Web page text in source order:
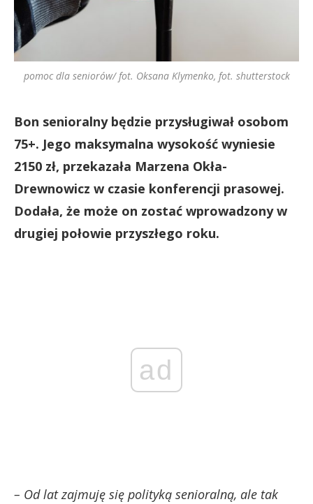
pomoc dla seniorów/ fot. Oksana Klymenko, fot. shutterstock
Bon senioralny będzie przysługiwał osobom
75+. Jego maksymalna wysokość wyniesie
2150 zł, przekazała Marzena Okła-
Drewnowicz w czasie konferencji prasowej.
Dodała, że może on zostać wprowadzony w
drugiej połowie przyszłego roku.
ad
– Od lat zajmuję się polityką senioralną, ale tak